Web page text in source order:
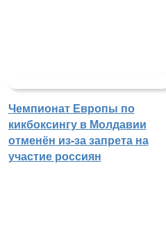
Чемпионат Европы по
кикбоксингу в Молдавии
отменён из-за запрета на
участие россиян